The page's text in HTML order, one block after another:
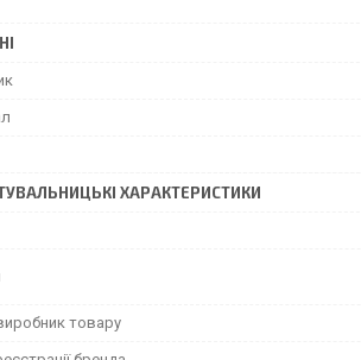
ХАРАКТЕРИСТИКИ
товару